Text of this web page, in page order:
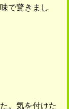
で驚きまし
。気を付けた